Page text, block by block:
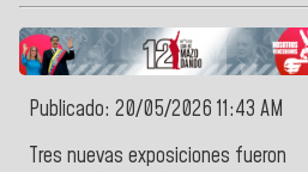
Publicado: 20/05/2026 11:43 AM
Tres nuevas exposiciones fueron